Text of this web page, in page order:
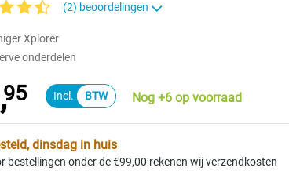
(2) beoordelingen
Xplorer
onderdelen
95 Nog +6 op voorraad
dinsdag in huis
bestellingen onder de €99,00 rekenen wij verzendkosten